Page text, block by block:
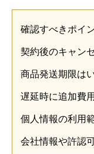
確認すべきポイ
契約後のキャン
商品発送期限は
遅延時に追加費
個人情報の利用
会社情報や許認